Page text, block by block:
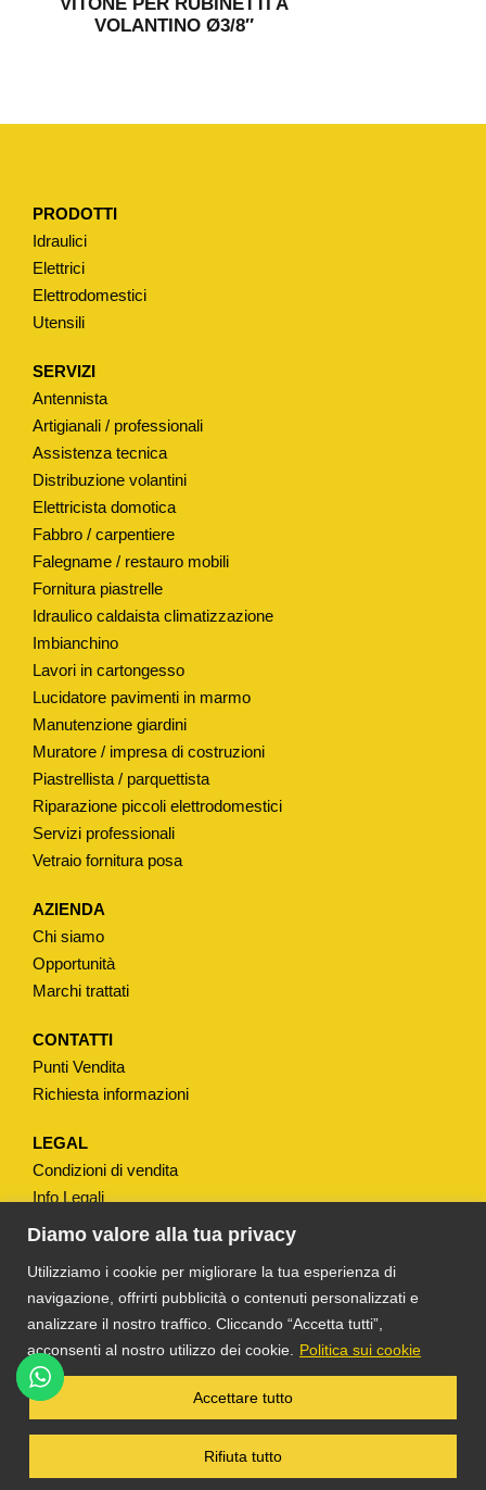
Diamo valore alla tua privacy
Utilizziamo i cookie per migliorare la tua esperienza di
navigazione, offrirti pubblicità o contenuti personalizzati e
analizzare il nostro traffico. Cliccando “Accetta tutti”,
acconsenti al nostro utilizzo dei cookie.
Politica sui cookie
Rifiuta tutto
Accettare tutto
VITONE PER RUBINETTI A
VOLANTINO Ø3/8″
PRODOTTI
Idraulici
Elettrici
Elettrodomestici
Utensili
SERVIZI
Antennista
Artigianali / professionali
Assistenza tecnica
Distribuzione volantini
Elettricista domotica
Fabbro / carpentiere
Falegname / restauro mobili
Fornitura piastrelle
Idraulico caldaista climatizzazione
Imbianchino
Lavori in cartongesso
Lucidatore pavimenti in marmo
Manutenzione giardini
Muratore / impresa di costruzioni
Piastrellista / parquettista
Riparazione piccoli elettrodomestici
Servizi professionali
Vetraio fornitura posa
AZIENDA
Chi siamo
Opportunità
Marchi trattati
CONTATTI
Punti Vendita
Richiesta informazioni
LEGAL
Condizioni di vendita
Info Legali
Note Legali
TS DACOM
S.R.L. UNIPERSONALE P. IVA
03055900231 © COPYRIGHT 2025 TUTTI I